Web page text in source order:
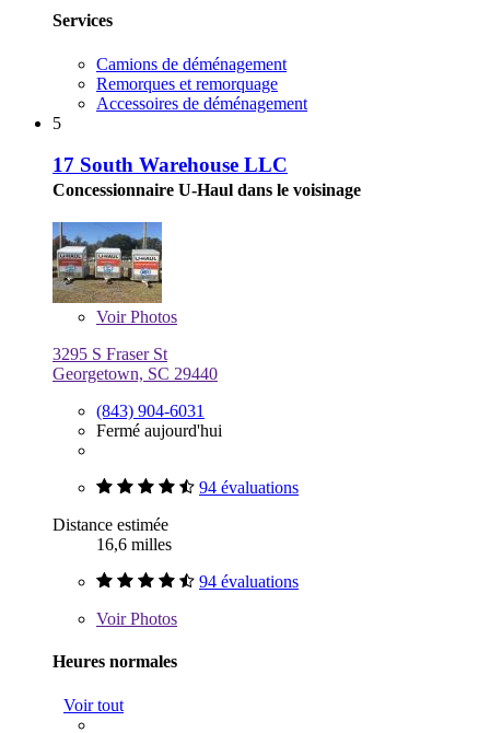
Services
Camions de déménagement
Remorques et remorquage
Accessoires de déménagement
5
17 South Warehouse LLC
Concessionnaire U-Haul dans le voisinage
VoirPhotos
3295 S Fraser St
Georgetown, SC 29440
(843) 904-6031
Fermé aujourd'hui
94 évaluations
Distance estimée
16,6 milles
94 évaluations
VoirPhotos
Heures normales
Voir tout